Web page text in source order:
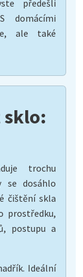
předešli
domácími
ale také
trochu
se dosáhlo
čištění skla
prostředku,
postupu a
Ideální